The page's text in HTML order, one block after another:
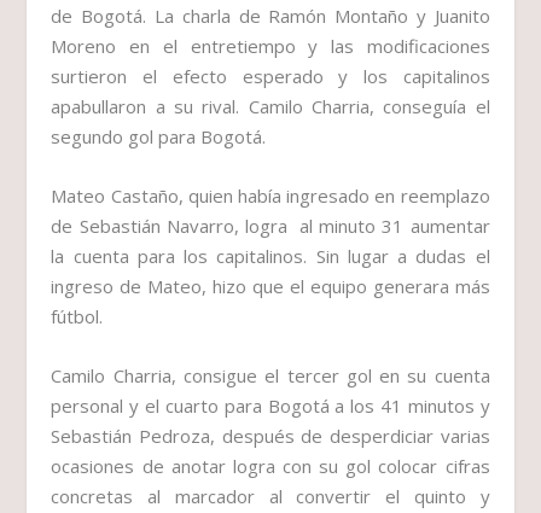
de Bogotá. La charla de Ramón Montaño y Juanito
Moreno en el entretiempo y las modificaciones
surtieron el efecto esperado y los capitalinos
apabullaron a su rival. Camilo Charria, conseguía el
segundo gol para Bogotá.
Mateo Castaño, quien había ingresado en reemplazo
de Sebastián Navarro, logra al minuto 31 aumentar
la cuenta para los capitalinos. Sin lugar a dudas el
ingreso de Mateo, hizo que el equipo generara más
fútbol.
Camilo Charria, consigue el tercer gol en su cuenta
personal y el cuarto para Bogotá a los 41 minutos y
Sebastián Pedroza, después de desperdiciar varias
ocasiones de anotar logra con su gol colocar cifras
concretas al marcador al convertir el quinto y